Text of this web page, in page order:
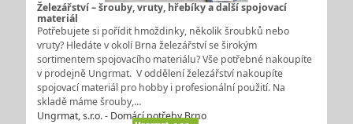
Železářství – šrouby, vruty, hřebíky a další spojovací
materiál
Potřebujete si pořídit hmoždinky, několik šroubků nebo
vruty? Hledáte v okolí Brna železářství se širokým
sortimentem spojovacího materiálu? Vše potřebné nakoupíte
v prodejně Ungrmat. V oddělení železářství nakoupíte
spojovací materiál pro hobby i profesionální použití. Na
skladě máme šrouby,…
Ungrmat, s.r.o. - Domácí potřeby Brno